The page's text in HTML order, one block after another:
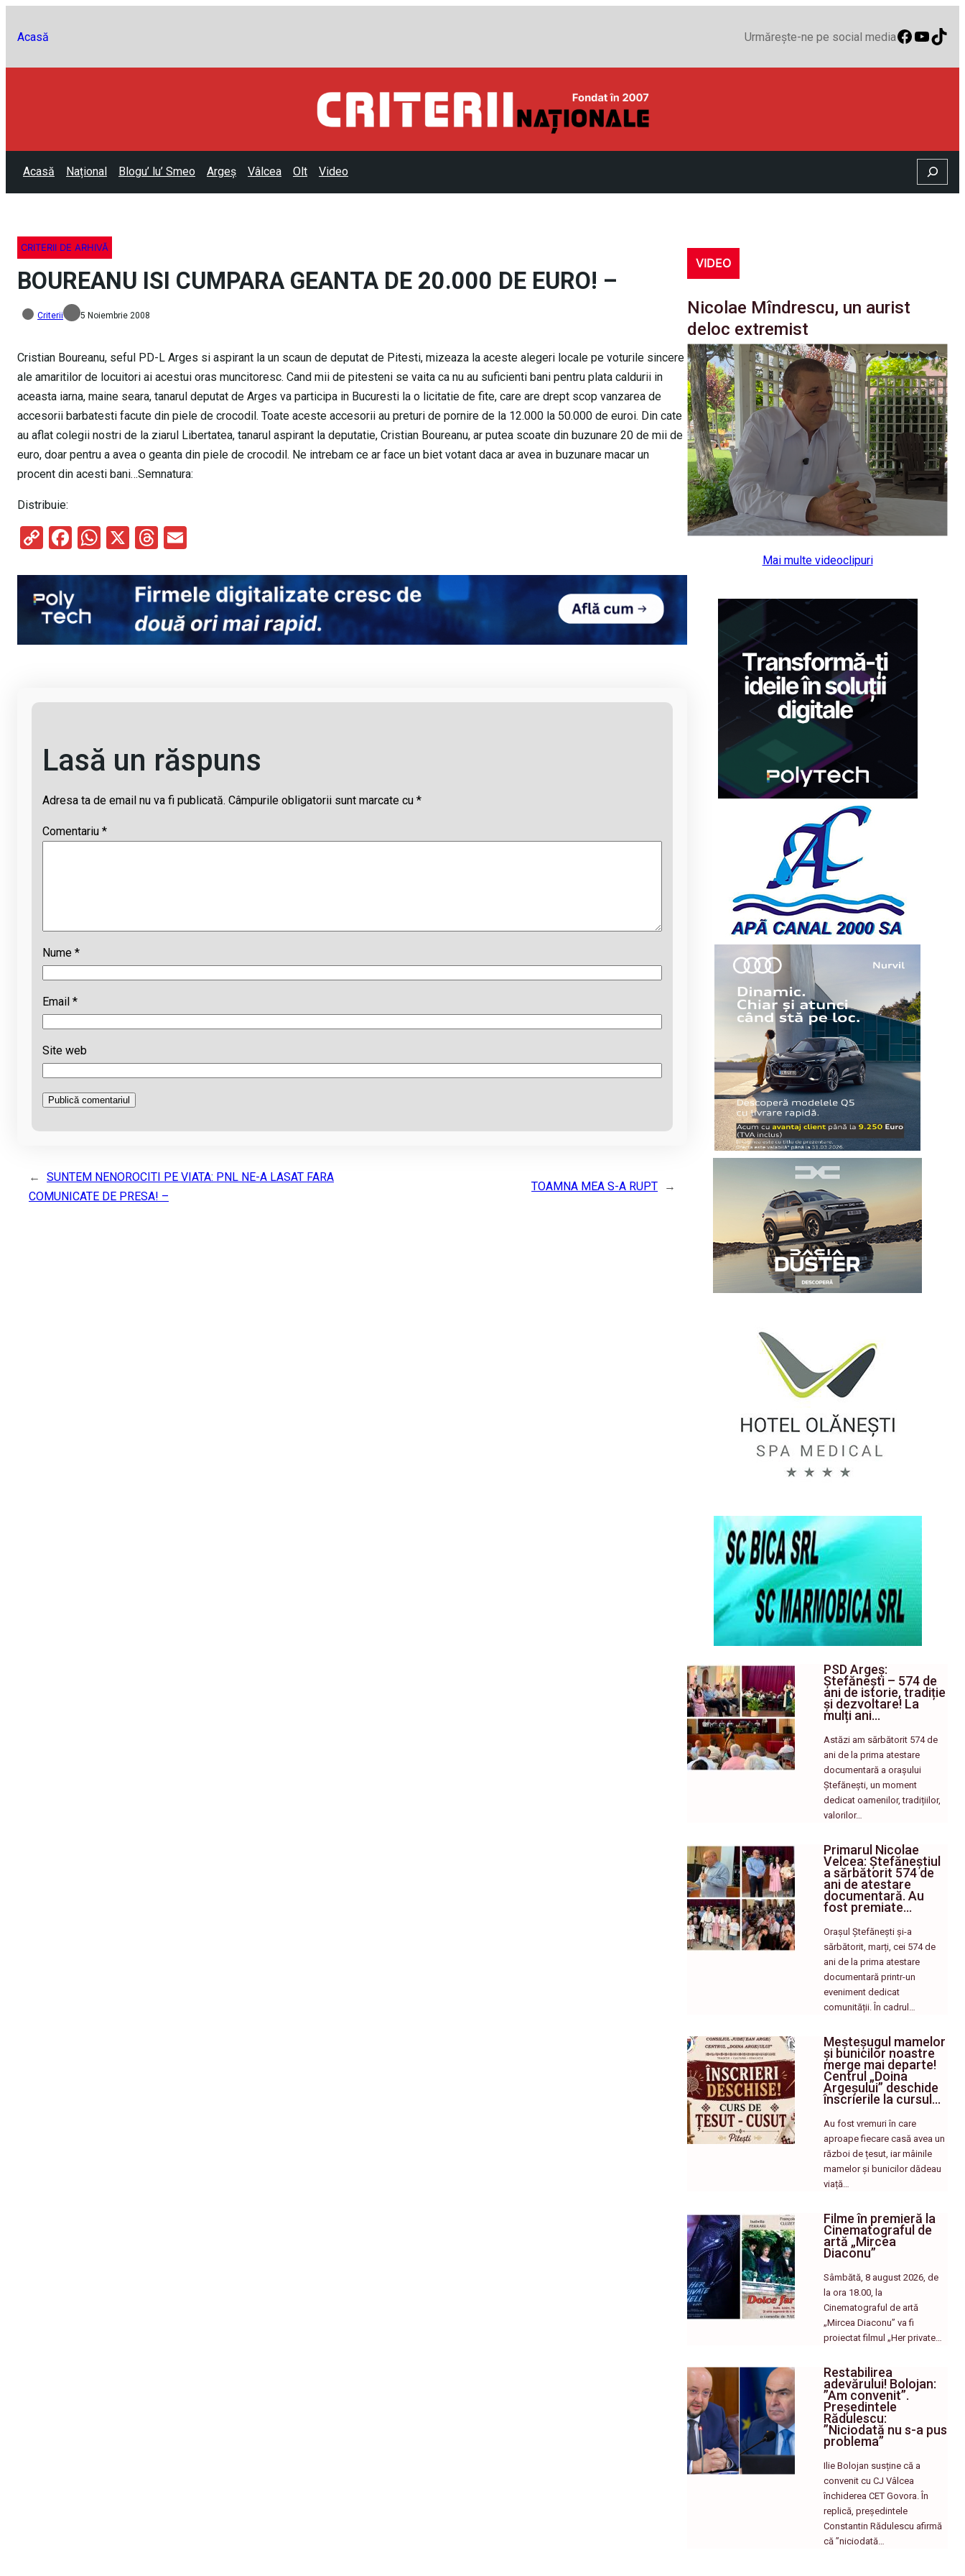
Acasă Urmărește-ne pe social media
Acasă Național Blogu’ lu’ Smeo Argeș Vâlcea Olt Video Search
CRITERII DE ARHIVĂ
BOUREANU ISI CUMPARA GEANTA DE 20.000 DE EURO! –
Criterii 5 Noiembrie 2008
Cristian Boureanu, seful PD-L Arges si aspirant la un scaun de deputat de Pitesti, mizeaza la aceste alegeri locale pe voturile sincere
ale amaritilor de locuitori ai acestui oras muncitoresc. Cand mii de pitesteni se vaita ca nu au suficienti bani pentru plata caldurii in
aceasta iarna, maine seara, tanarul deputat de Arges va participa in Bucuresti la o licitatie de fite, care are drept scop vanzarea de
accesorii barbatesti facute din piele de crocodil. Toate aceste accesorii au preturi de pornire de la 12.000 la 50.000 de euroi. Din cate
au aflat colegii nostri de la ziarul Libertatea, tanarul aspirant la deputatie, Cristian Boureanu, ar putea scoate din buzunare 20 de mii de
euro, doar pentru a avea o geanta din piele de crocodil. Ne intrebam ce ar face un biet votant daca ar avea in buzunare macar un
procent din acesti bani…Semnatura:
Distribuie:
C
py
Li
n
k
F
ce
b
o
o
W
at
s
A
p
X
T
e
a
d
s
ail
Lasă un răspuns
Adresa ta de email nu va fi publicată. Câmpurile obligatorii sunt marcate cu *
Comentariu *
Nume *
Email *
Site web
←
SUNTEM NENOROCITI PE VIATA: PNL NE-A LASAT FARA
COMUNICATE DE PRESA! –
TOAMNA MEA S-A RUPT →
VIDEO
Nicolae Mîndrescu, un aurist
deloc extremist
Mai multe videoclipuri
PSD Argeș:
Ștefănești – 574 de
ani de istorie, tradiție
și dezvoltare! La
mulți ani…
Astăzi am sărbătorit 574 de
ani de la prima atestare
documentară a orașului
Ștefănești, un moment
dedicat oamenilor, tradițiilor,
valorilor…
Primarul Nicolae
Velcea: Ștefăneștiul
a sărbătorit 574 de
ani de atestare
documentară. Au
fost premiate…
Orașul Ștefănești și-a
sărbătorit, marți, cei 574 de
ani de la prima atestare
documentară printr-un
eveniment dedicat
comunității. În cadrul…
Meșteșugul mamelor
și bunicilor noastre
merge mai departe!
Centrul „Doina
Argeșului” deschide
înscrierile la cursul…
Au fost vremuri în care
aproape fiecare casă avea un
război de țesut, iar mâinile
mamelor și bunicilor dădeau
viață…
Filme în premieră la
Cinematograful de
artă „Mircea
Diaconu”
Sâmbătă, 8 august 2026, de
la ora 18.00, la
Cinematograful de artă
„Mircea Diaconu” va fi
proiectat filmul „Her private…
Restabilirea
adevărului! Bolojan:
”Am convenit”.
Președintele
Rădulescu:
”Niciodată nu s-a pus
problema”
Ilie Bolojan susține că a
convenit cu CJ Vâlcea
închiderea CET Govora. În
replică, președintele
Constantin Rădulescu afirmă
că ”niciodată…